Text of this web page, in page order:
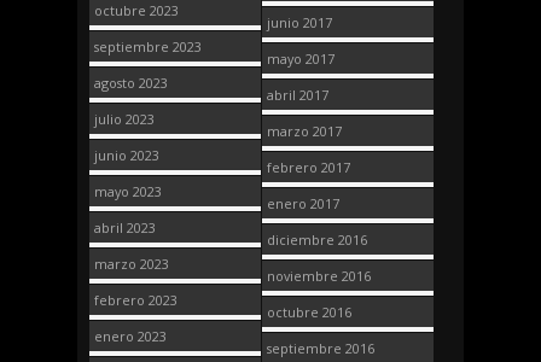
octubre 2023
septiembre 2023
agosto 2023
julio 2023
junio 2023
mayo 2023
abril 2023
marzo 2023
febrero 2023
enero 2023
junio 2017
mayo 2017
abril 2017
marzo 2017
febrero 2017
enero 2017
diciembre 2016
noviembre 2016
octubre 2016
septiembre 2016